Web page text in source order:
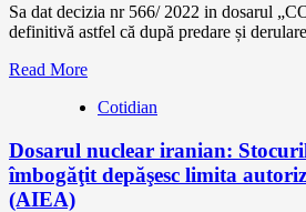
Sa dat decizia nr 566/ 2022 in dosarul
definitivă astfel că după predare și
Read More
Cotidian
Dosarul nuclear iranian:
îmbogăţit depăşesc limita
(AIEA)